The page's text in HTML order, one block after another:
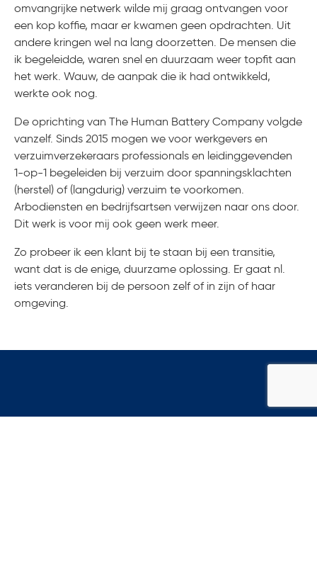
omvangrijke netwerk wilde mij graag ontvangen voor
een kop koffie, maar er kwamen geen opdrachten. Uit
andere kringen wel na lang doorzetten. De mensen die
ik begeleidde, waren snel en duurzaam weer topfit aan
het werk. Wauw, de aanpak die ik had ontwikkeld,
werkte ook nog.
De oprichting van The Human Battery Company volgde
vanzelf. Sinds 2015 mogen we voor werkgevers en
verzuimverzekeraars professionals en leidinggevenden
1-op-1 begeleiden bij verzuim door spanningsklachten
(herstel) of (langdurig) verzuim te voorkomen.
Arbodiensten en bedrijfsartsen verwijzen naar ons door.
Dit werk is voor mij ook geen werk meer.
Zo probeer ik een klant bij te staan bij een transitie,
want dat is de enige, duurzame oplossing. Er gaat nl.
iets veranderen bij de persoon zelf of in zijn of haar
omgeving.